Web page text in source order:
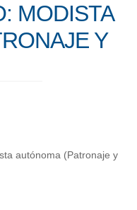
MODISTA
Y
autónoma (Patronaje y